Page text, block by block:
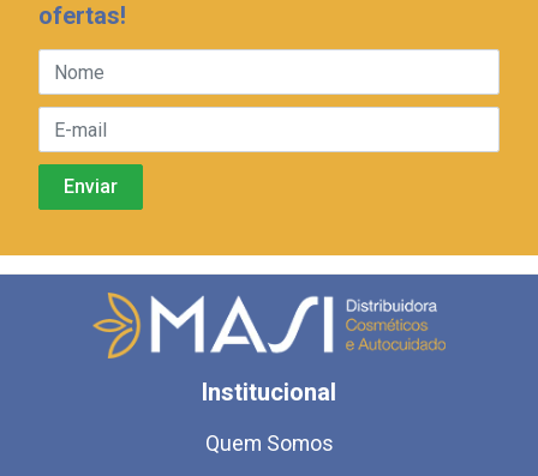
ofertas!
Institucional
Quem Somos